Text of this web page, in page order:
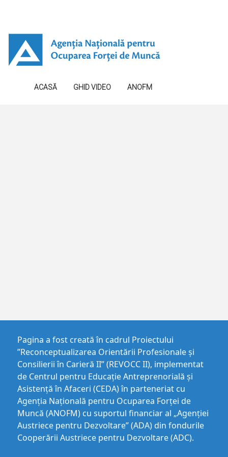
ACASĂ GHID VIDEO ANOFM
Pagina a fost creată în cadrul Proiectului
”Reconceptualizarea Orientării Profesionale și
Consilierii în Carieră II” (REVOCC II), implementat
de Centrul pentru Educaţie Antreprenorială şi
Asistenţă în Afaceri (CEDA) în parteneriat cu
Agenția Națională pentru Ocuparea Forței de
Muncă (ANOFM) cu suportul financiar al „Agenției
Austriece pentru Dezvoltare” (ADA) din fondurile
Cooperării Austriece pentru Dezvoltare (ADC).